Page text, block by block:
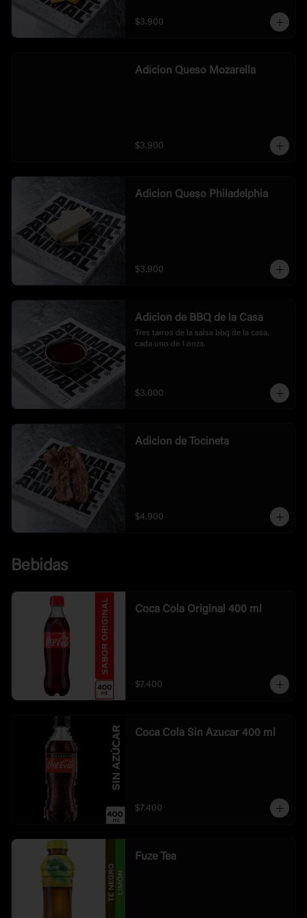
$3.900
Adicion Queso Mozarella
$3.900
Adicion Queso Philadelphia
$3.900
Adicion de BBQ de la Casa
Tres tarros de la salsa bbq de la casa,
cada uno de 1 onza.
$3.000
Adicion de Tocineta
$4.900
Bebidas
Coca Cola Original 400 ml
$7.400
Coca Cola Sin Azucar 400 ml
$7.400
Fuze Tea